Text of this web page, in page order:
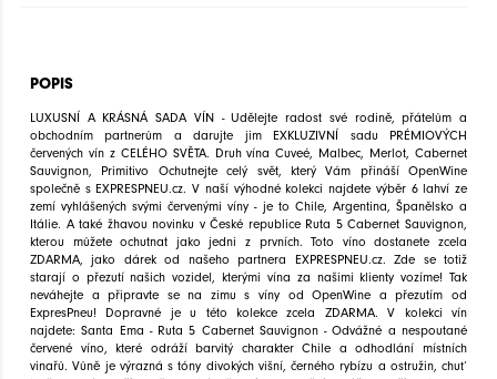
POPIS
LUXUSNÍ A KRÁSNÁ SADA VÍN - Udělejte radost své rodině, přátelům a
obchodním partnerům a darujte jim EXKLUZIVNÍ sadu PRÉMIOVÝCH
červených vín z CELÉHO SVĚTA. Druh vína Cuveé, Malbec, Merlot, Cabernet
Sauvignon, Primitivo Ochutnejte celý svět, který Vám přináší OpenWine
společně s EXPRESPNEU.cz. V naší výhodné kolekci najdete výběr 6 lahví ze
zemí vyhlášených svými červenými víny - je to Chile, Argentina, Španělsko a
Itálie. A také žhavou novinku v České republice Ruta 5 Cabernet Sauvignon,
kterou můžete ochutnat jako jedni z prvních. Toto víno dostanete zcela
ZDARMA, jako dárek od našeho partnera EXPRESPNEU.cz. Zde se totiž
starají o přezutí našich vozidel, kterými vína za našimi klienty vozíme! Tak
neváhejte a připravte se na zimu s víny od OpenWine a přezutím od
ExpresPneu! Dopravné je u této kolekce zcela ZDARMA. V kolekci vín
najdete: Santa Ema - Ruta 5 Cabernet Sauvignon - Odvážné a nespoutané
červené víno, které odráží barvitý charakter Chile a odhodlání místních
vinařů. Vůně je výrazná s tóny divokých višní, černého rybízu a ostružin, chuť